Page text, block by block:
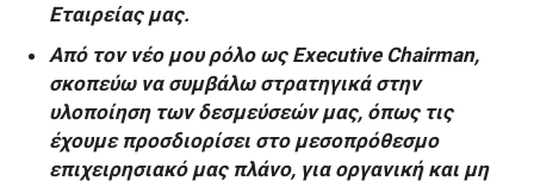
Εταιρείας μας.
Από τον νέο μου ρόλο ως Executive Chairman,
σκοπεύω να συμβάλω στρατηγικά στην
υλοποίηση των δεσμεύσεών μας, όπως τις
έχουμε προσδιορίσει στο μεσοπρόθεσμο
επιχειρησιακό μας πλάνο, για οργανική και μη